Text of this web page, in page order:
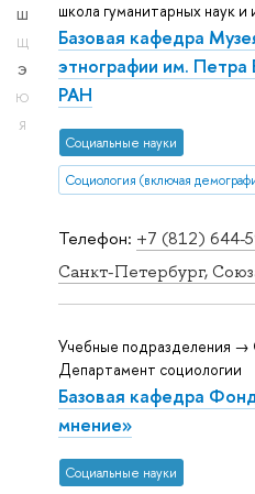
Ш
Щ
Э
Ю
Я
Телефон: +7 (812) 644-
Санкт-Петербург,
школа гуманитарных наук и
Базовая кафедра
этнографии им.
РАН
Социальные науки
Учебные подразделения →
Департамент социологии
Базовая кафедра
мнение»
Социальные науки